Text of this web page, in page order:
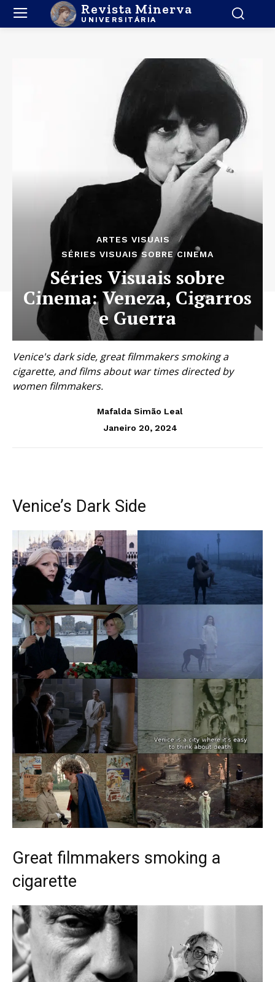
Revista Minerva
UNIVERSITÁRIA
ARTES VISUAIS
SÉRIES VISUAIS SOBRE CINEMA
Séries Visuais sobre
Cinema: Veneza, Cigarros
e Guerra
Venice's dark side, great filmmakers smoking a
cigarette, and films about war times directed by
women filmmakers.
Mafalda Simão Leal
Janeiro 20, 2024
Venice’s Dark Side
Great filmmakers smoking a
cigarette